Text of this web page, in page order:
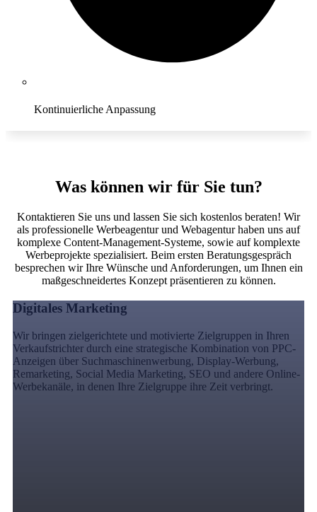
Kontinuierliche Anpassung
Was können wir für Sie tun?
Kontaktieren Sie uns und lassen Sie sich kostenlos beraten! Wir
als professionelle Werbeagentur und Webagentur haben uns auf
komplexe Content-Management-Systeme, sowie auf komplexte
Werbeprojekte spezialisiert. Beim ersten Beratungsgespräch
besprechen wir Ihre Wünsche und Anforderungen, um Ihnen ein
maßgeschneidertes Konzept präsentieren zu können.
Digitales Marketing
Wir bringen zielgerichtete und motivierte Zielgruppen in Ihren
Verkaufstrichter durch eine strategische Kombination von PPC-
Anzeigen über Suchmaschinenwerbung, Display-Werbung,
Remarketing, Social Media Marketing, SEO und andere Online-
Werbekanäle, in denen Ihre Zielgruppe ihre Zeit verbringt.